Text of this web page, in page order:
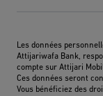
Les données
Attijariwafa Bank,
compte sur Attijari
Ces données seront
Vous bénéficiez des